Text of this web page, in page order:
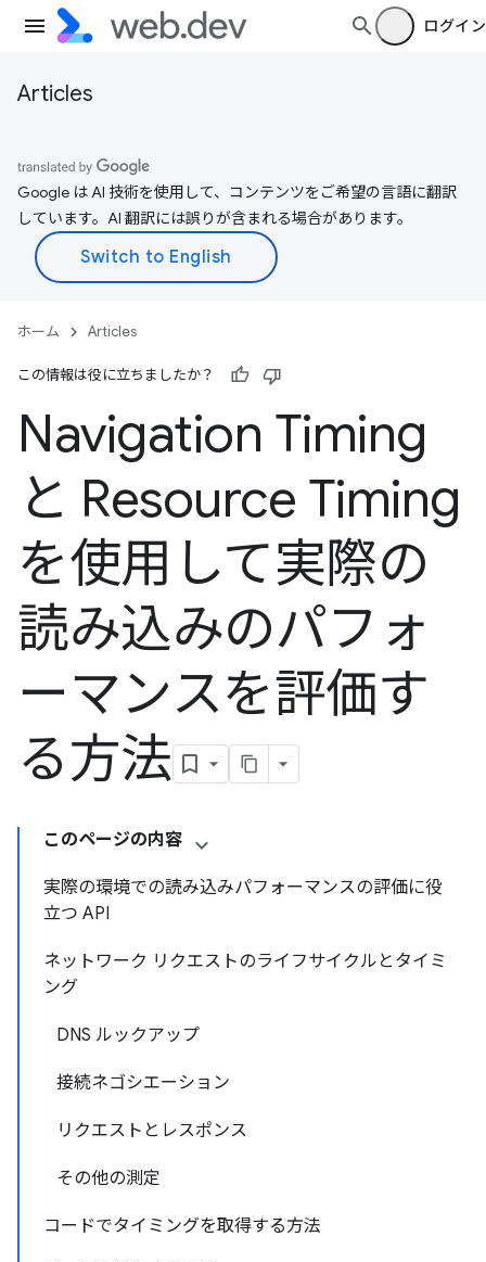
ログイン
Articles
Google は AI 技術を使用して、コンテンツをご希望の言語に翻訳
しています。AI 翻訳には誤りが含まれる場合があります。
ホーム Articles
この情報は役に立ちましたか？
Navigation Timing
と Resource Timing
を使用して実際の
読み込みのパフォ
ーマンスを評価す
る方法
このページの内容
実際の環境での読み込みパフォーマンスの評価に役
立つ API
ネットワーク リクエストのライフサイクルとタイミ
ング
DNS ルックアップ
接続ネゴシエーション
リクエストとレスポンス
その他の測定
コードでタイミングを取得する方法